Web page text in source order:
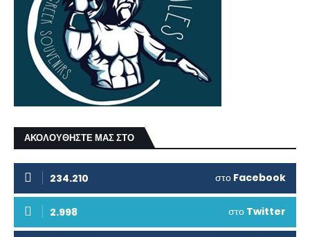
ΑΚΟΛΟΥΘΗΣΤΕ ΜΑΣ ΣΤΟ
234.210 στο Facebook
2.998 στο Twitter